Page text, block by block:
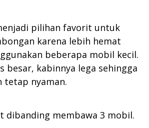
pilihan favorit untuk
karena lebih hemat
beberapa mobil kecil.
besar, kabinnya lega sehingga
tetap nyaman.
dibanding membawa 3 mobil.